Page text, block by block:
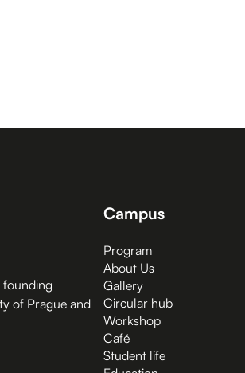
founding
of Prague and
Campus
Program
About Us
Gallery
Circular hub
Workshop
Café
Student life